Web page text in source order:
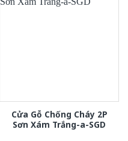
Cửa Gỗ Chống Cháy 2P
Sơn Xám Trắng-a-SGD